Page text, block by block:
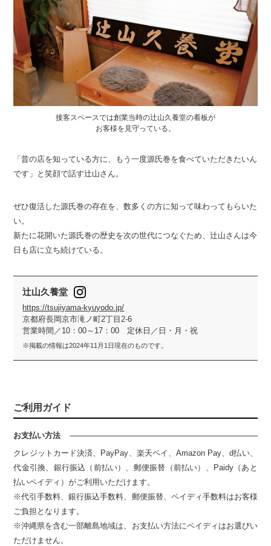
接客スペースでは創業当時の辻山久養堂の看板が
お客様を見守っている。
「昔の店を知っている方に、もう一度源氏巻を食べていただきたいん
です」と笑顔で話す辻山さん。
ぜひ復活した源氏巻の存在を、数多くの方に知って味わってもらいた
い。
新たに花開いた源氏巻の歴史を次の世代につなぐため、辻山さんは今
日も店に立ち続けている。
辻山久養堂
https://tsujiyama-kyuyodo.jp/
京都府長岡京市滝ノ町2丁目2-6
営業時間／10：00～17：00 定休日／日・月・祝
※掲載の情報は2024年11月1日現在のものです。
ご利用ガイド
お支払い方法
クレジットカード決済、PayPay、楽天ペイ、Amazon Pay、d払い、
代金引換、銀行振込（前払い）、郵便振替（前払い）、Paidy（あと
払いペイディ）がご利用いただけます。
※代引手数料、銀行振込手数料、郵便振替、ペイディ手数料はお客様
ご負担となります。
※沖縄県を含む一部離島地域は、お支払い方法にペイディはお選びい
ただけません。